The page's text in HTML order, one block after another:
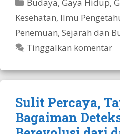
Budaya,Gaya Hidup,
Kesehatan, Ilmu
Penemuan, Sejarah dan
Tinggalkan komentar
Sulit Percaya,
Bagaiman